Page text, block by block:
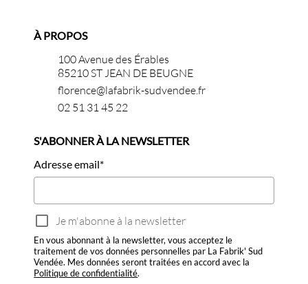
À PROPOS
100 Avenue des Érables
85210 ST JEAN DE BEUGNE
florence@lafabrik-sudvendee.fr
02 51 31 45 22
S'ABONNER À LA NEWSLETTER
Adresse email*
Je m'abonne à la newsletter
En vous abonnant à la newsletter, vous acceptez le
traitement de vos données personnelles par La Fabrik' Sud
Vendée. Mes données seront traitées en accord avec la
Politique de confidentialité.